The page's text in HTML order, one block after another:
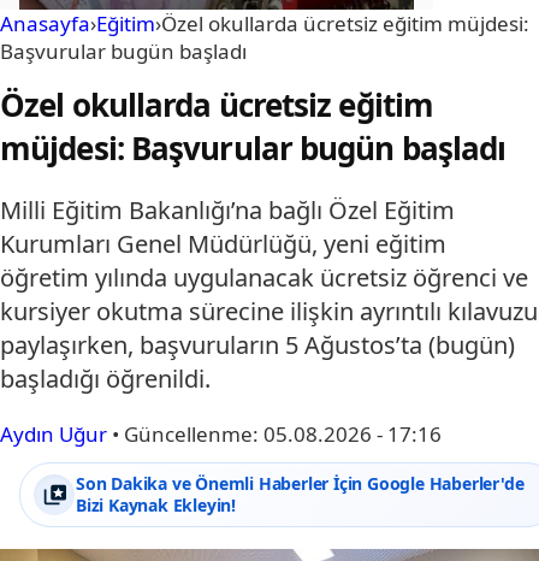
Anasayfa›Eğitim›Özel okullarda ücretsiz eğitim müjdesi:
Başvurular bugün başladı
Özel okullarda ücretsiz eğitim
müjdesi: Başvurular bugün başladı
Milli Eğitim Bakanlığı’na bağlı Özel Eğitim
Kurumları Genel Müdürlüğü, yeni eğitim
öğretim yılında uygulanacak ücretsiz öğrenci ve
kursiyer okutma sürecine ilişkin ayrıntılı kılavuzu
paylaşırken, başvuruların 5 Ağustos’ta (bugün)
başladığı öğrenildi.
Aydın Uğur • Güncellenme: 05.08.2026 - 17:16
Son Dakika ve Önemli Haberler İçin Google Haberler'de
Bizi Kaynak Ekleyin!